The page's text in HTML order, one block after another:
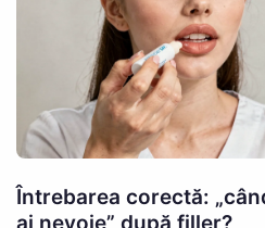
Întrebarea corectă: